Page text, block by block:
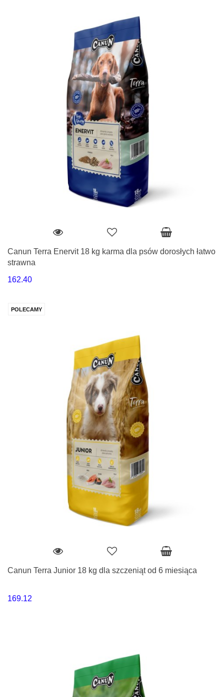
Canun Terra Enervit 18 kg karma dla psów dorosłych łatwo
strawna
162.40
POLECAMY
Canun Terra Junior 18 kg dla szczeniąt od 6 miesiąca
169.12